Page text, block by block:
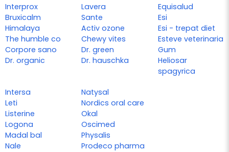
Interprox
Bruxicalm
Himalaya
The humble co
Corpore sano
Dr. organic
Lavera
Sante
Activ ozone
Chewy vites
Dr. green
Dr. hauschka
Equisalud
Esi
Esi - trepat diet
Esteve veterinaria
Gum
Heliosar
spagyrica
Intersa
Leti
Listerine
Logona
Madal bal
Nale
Natysal
Nordics oral care
Okal
Oscimed
Physalis
Prodeco pharma